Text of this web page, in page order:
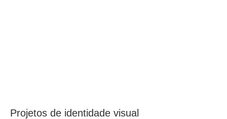
Projetos de identidade visual